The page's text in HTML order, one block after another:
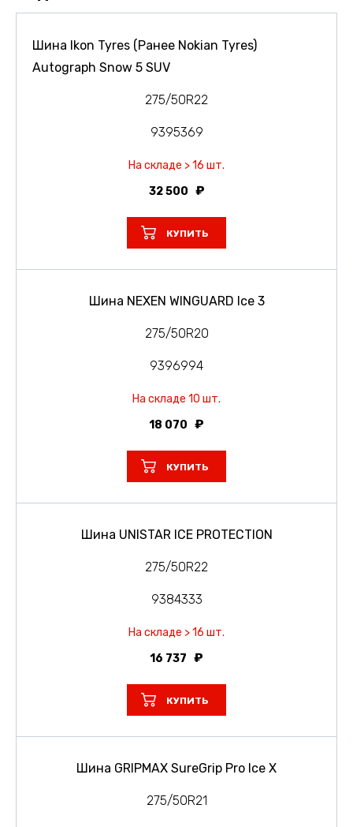
Шина Ikon Tyres (Ранее Nokian Tyres)
Autograph Snow 5 SUV
275/50R22
9395369
На складе > 16 шт.
32 500
КУПИТЬ
Шина NEXEN WINGUARD Ice 3
275/50R20
9396994
На складе 10 шт.
18 070
КУПИТЬ
Шина UNISTAR ICE PROTECTION
275/50R22
9384333
На складе > 16 шт.
16 737
КУПИТЬ
Шина GRIPMAX SureGrip Pro Ice X
275/50R21